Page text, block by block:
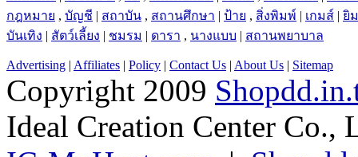
บันเทิง|สัตว์เลี้ยง |ชมรม ดารา,นางแบบ| สถานพยาบาล
Advertising|Affiliates|Policy|Contact Us|About Us|Sitemap
Copyright 2009
Ideal Creation Center Co.,
IC-MyHost.com |